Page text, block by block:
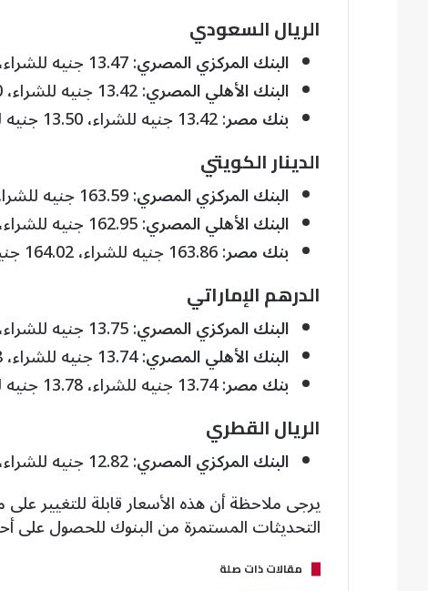
الريال السعودي
البنك المركزي المصري: 13.47 جنيه للشراء، 13.51 جنيه للبيع.
البنك الأهلي المصري: 13.42 جنيه للشراء، 13.50 جنيه للبيع.
بنك مصر: 13.42 جنيه للشراء، 13.50 جنيه للبيع.
الدينار الكويتي
البنك المركزي المصري: 163.59 جنيه للشراء، 164.09 جنيه للبيع.
البنك الأهلي المصري: 162.95 جنيه للشراء، 164.04 جنيه للبيع.
بنك مصر: 163.86 جنيه للشراء، 164.02 جنيه للبيع.
الدرهم الإماراتي
البنك المركزي المصري: 13.75 جنيه للشراء، 13.79 جنيه للبيع.
البنك الأهلي المصري: 13.74 جنيه للشراء، 13.78 جنيه للبيع.
بنك مصر: 13.74 جنيه للشراء، 13.78 جنيه للبيع.
الريال القطري
البنك المركزي المصري: 12.82 جنيه للشراء، 13.89 جنيه للبيع.
يرجى ملاحظة أن هذه الأسعار قابلة للتغيير
التحديثات المستمرة من البنوك للحصول على
مقالات ذات صلة